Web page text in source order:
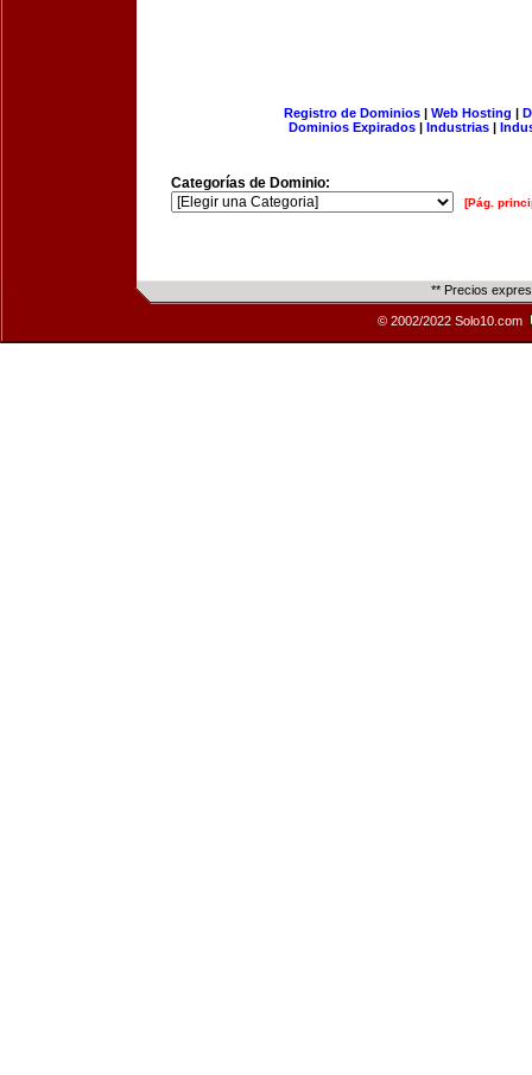
Registro de Dominios| Web Hosting |
Dominios Expirados | Industrias |
Categorías de Dominio:
[Pág.
** Precios
© 2002/2022 Solo10.com